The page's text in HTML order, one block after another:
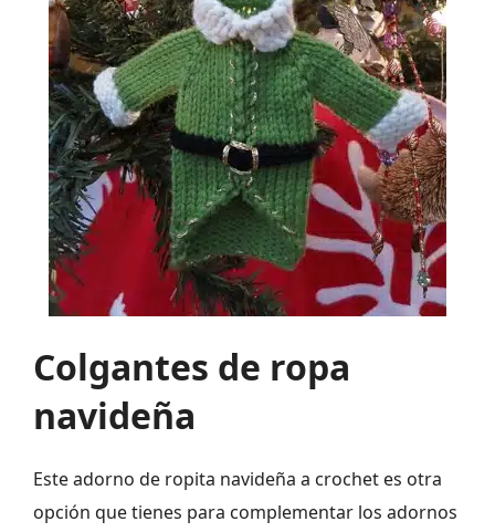
Colgantes de ropa
navideña
Este adorno de ropita navideña a crochet es otra
opción que tienes para complementar los adornos